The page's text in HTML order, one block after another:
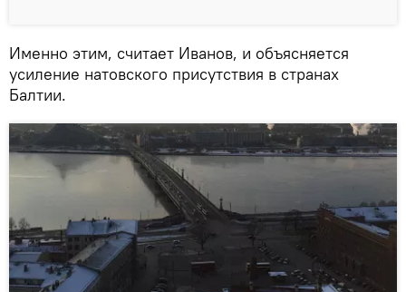
Именно этим, считает Иванов, и объясняется
усиление натовского присутствия в странах
Балтии.